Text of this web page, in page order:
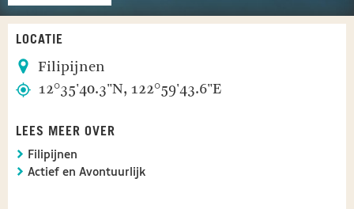
LOCATIE
Filipijnen
12°35'40.3"N, 122°59'43.6"E
LEES MEER OVER
Filipijnen
Actief en Avontuurlijk